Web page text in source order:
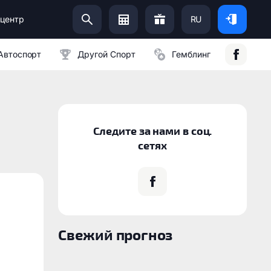
RU
Другой Спорт Гемблинг
Следите за нами в соц.
сетях
Свежий прогноз